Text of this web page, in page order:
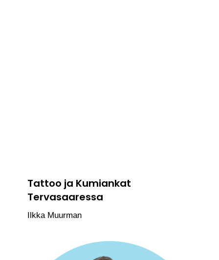
Tattoo ja Kumiankat
Tervasaaressa
Ilkka Muurman